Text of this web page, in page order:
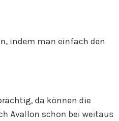
indem man einfach den
da können die
Avallon schon bei weitaus